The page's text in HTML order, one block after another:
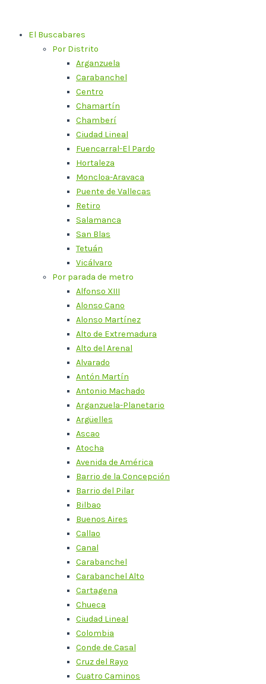
contenidoEl Buscabares
Por Distrito
Arganzuela
Carabanchel
Centro
Chamartín
Chamberí
Ciudad Lineal
Fuencarral-El Pardo
Hortaleza
Moncloa-Aravaca
Puente de Vallecas
Retiro
Salamanca
San Blas
Tetuán
Vicálvaro
Por parada de metro
Alfonso XIII
Alonso Cano
Alonso Martínez
Alto de Extremadura
Alto del Arenal
Alvarado
Antón Martín
Antonio Machado
Arganzuela-Planetario
Argüelles
Ascao
Atocha
Avenida de América
Barrio de la Concepción
Barrio del Pilar
Bilbao
Buenos Aires
Callao
Canal
Carabanchel
Carabanchel Alto
Cartagena
Chueca
Ciudad Lineal
Colombia
Conde de Casal
Cruz del Rayo
Cuatro Caminos